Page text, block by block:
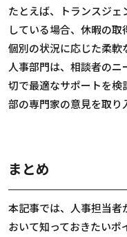
たとえば、トランスジ
している場合、休暇の
個別の状況に応じた柔軟
人事部門は、相談者の
切で最適なサポートを検
部の専門家の意見を取り
まとめ
本記事では、人事担当者
おいて知っておきたい